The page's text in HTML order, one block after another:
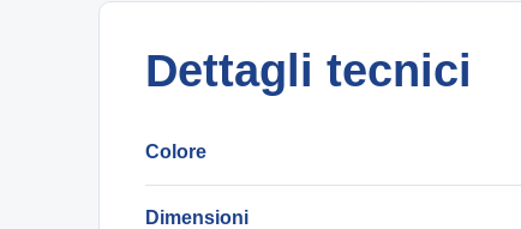
Dettagli tecnici
Colore
Dimensioni